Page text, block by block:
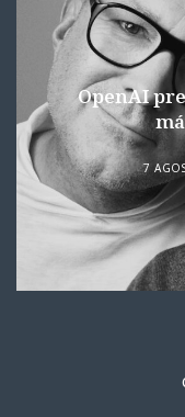
OpenAI
7